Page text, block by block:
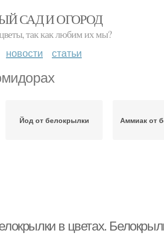
САД И ОГОРОД
так как любим их мы?
новости статьи
Йод от белокрылки Аммиак от
в цветах.